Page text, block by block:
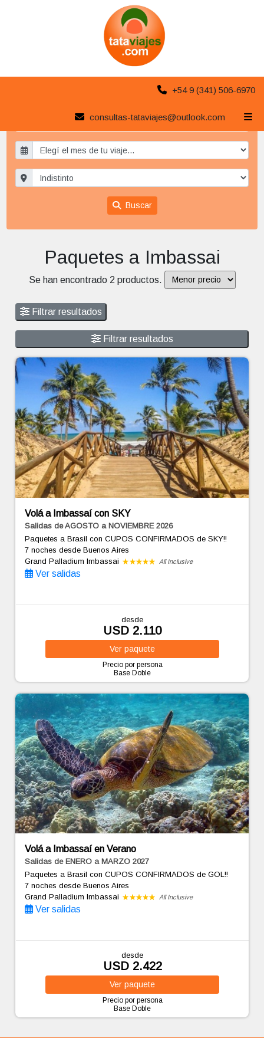
+54 9 (341) 506-6970
consultas-tataviajes@outlook.com
Paquetes a Imbassai
Buscar
Paquetes a Imbassai
Se han encontrado 2 productos.
Filtrar resultados
Filtrar resultados
Volá a Imbassaí con SKY
Salidas de AGOSTO a NOVIEMBRE 2026
Paquetes a Brasil con CUPOS CONFIRMADOS de SKY!!
7 nochesdesde Buenos Aires
Grand Palladium Imbassai
All Inclusive
Ver salidas
desde
USD 2.110
Ver paquete
Precio por persona
Base Doble
Volá a Imbassaí en Verano
Salidas de ENERO a MARZO 2027
Paquetes a Brasil con CUPOS CONFIRMADOS de GOL!!
7 nochesdesde Buenos Aires
Grand Palladium Imbassai
All Inclusive
Ver salidas
desde
USD 2.422
Ver paquete
Precio por persona
Base Doble